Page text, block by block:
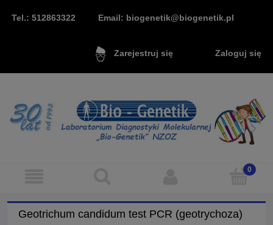
Tel.: 512863322 Email: biogenetik@biogenetik.pl
Zarejestruj się Zaloguj się
Geotrichum candidum test PCR (geotrychoza)